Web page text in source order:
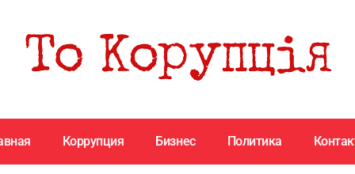
Коррупция Бизнес Политика